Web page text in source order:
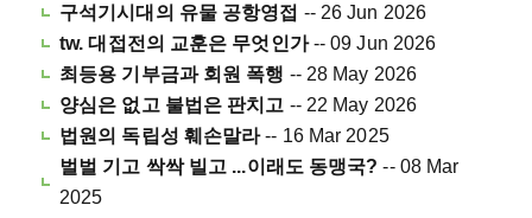
구석기시대의 유물 공항영접 -- 26 Jun 2026
tw. 대접전의 교훈은 무엇인가-- 09 Jun 2026
최등용 기부금과 회원 폭행 -- 28 May 2026
양심은 없고 불법은 판치고 -- 22 May 2026
법원의 독립성 훼손말라-- 16 Mar 2025
벌벌 기고 싹싹 빌고 ...이래도 동맹국?-- 08 Mar
2025